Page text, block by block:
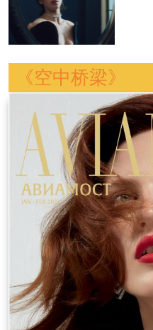
《空中桥梁》